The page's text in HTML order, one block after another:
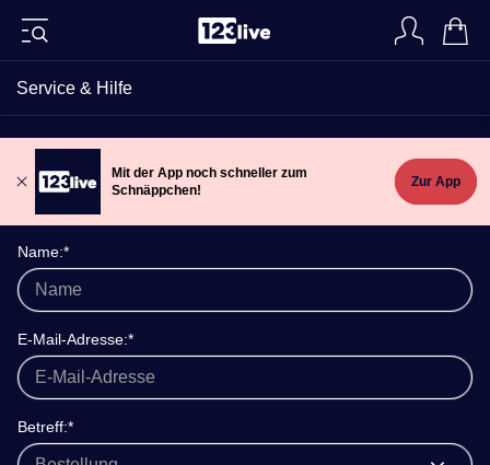
Service & Hilfe
Mit der App noch schneller zum
Schnäppchen!
Zur App
Name:*
E-Mail-Adresse:*
Betreff:*